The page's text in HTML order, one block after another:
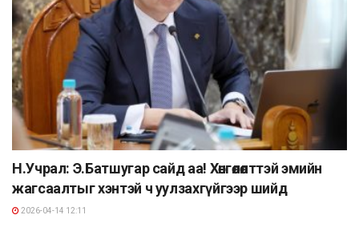
Н.Учрал: Э.Батшугар сайд аа! Хөнгөлөлттэй эмийн
жагсаалтыг хэнтэй ч уулзахгүйгээр шийд
2026-04-14 12:11